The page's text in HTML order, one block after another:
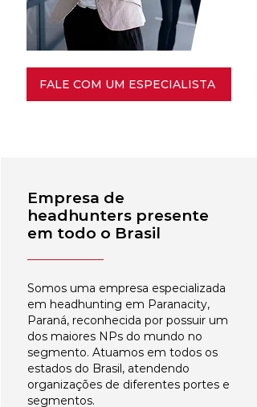
FALE COM UM ESPECIALISTA
Empresa de
headhunters presente
em todo o Brasil
Somos uma empresa especializada
em headhunting em Paranacity,
Paraná, reconhecida por possuir um
dos maiores NPs do mundo no
segmento. Atuamos em todos os
estados do Brasil, atendendo
organizações de diferentes portes e
segmentos.